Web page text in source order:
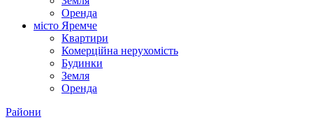
Оренда
місто Яремче
Квартири
Комерційна нерухомість
Будинки
Земля
Оренда
Райони